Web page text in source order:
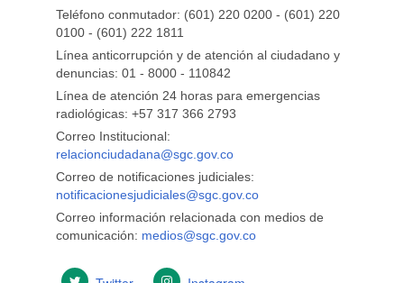
Teléfono conmutador: (601) 220 0200 - (601) 220
0100 - (601) 222 1811
Línea anticorrupción y de atención al ciudadano y
denuncias: 01 - 8000 - 110842
Línea de atención 24 horas para emergencias
radiológicas: +57 ​317 366 2793
Correo Institucional:
relacionciudadana@sgc.gov.co
Correo de notificaciones judiciales:
notificacionesjudiciales@sgc.gov.co
Correo información relacionada con medios de
comunicación: medios@sgc.gov.co